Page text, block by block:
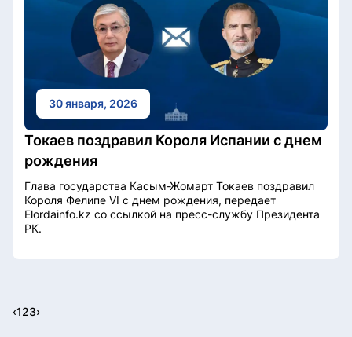
30 января, 2026
Токаев поздравил Короля Испании с днем
рождения
Глава государства Касым-Жомарт Токаев поздравил
Короля Фелипе VI с днем рождения, передает
Elordainfo.kz со ссылкой на пресс-службу Президента
РК.
‹123›